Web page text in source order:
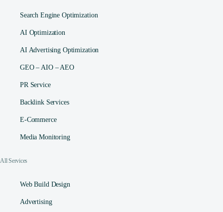
Search Engine Optimization
AI Optimization
AI Advertising Optimization
GEO – AIO – AEO
PR Service
Backlink Services
E-Commerce
Media Monitoring
All Services
Web Build Design
Advertising